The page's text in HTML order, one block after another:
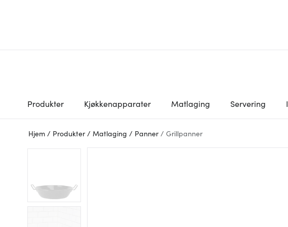
Produkter Kjøkkenapparater Matlaging Servering
Hjem / Produkter / Matlaging / Panner / Grillpanner